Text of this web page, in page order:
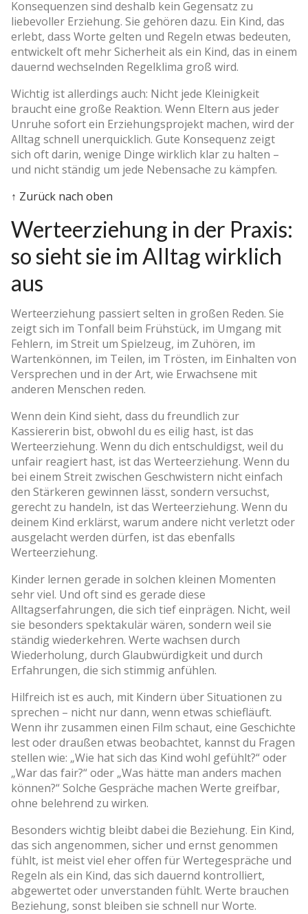
Konsequenzen sind deshalb kein Gegensatz zu
liebevoller Erziehung. Sie gehören dazu. Ein Kind, das
erlebt, dass Worte gelten und Regeln etwas bedeuten,
entwickelt oft mehr Sicherheit als ein Kind, das in einem
dauernd wechselnden Regelklima groß wird.
Wichtig ist allerdings auch: Nicht jede Kleinigkeit
braucht eine große Reaktion. Wenn Eltern aus jeder
Unruhe sofort ein Erziehungsprojekt machen, wird der
Alltag schnell unerquicklich. Gute Konsequenz zeigt
sich oft darin, wenige Dinge wirklich klar zu halten –
und nicht ständig um jede Nebensache zu kämpfen.
↑ Zurück nach oben
Werteerziehung in der Praxis:
so sieht sie im Alltag wirklich
aus
Werteerziehung passiert selten in großen Reden. Sie
zeigt sich im Tonfall beim Frühstück, im Umgang mit
Fehlern, im Streit um Spielzeug, im Zuhören, im
Wartenkönnen, im Teilen, im Trösten, im Einhalten von
Versprechen und in der Art, wie Erwachsene mit
anderen Menschen reden.
Wenn dein Kind sieht, dass du freundlich zur
Kassiererin bist, obwohl du es eilig hast, ist das
Werteerziehung. Wenn du dich entschuldigst, weil du
unfair reagiert hast, ist das Werteerziehung. Wenn du
bei einem Streit zwischen Geschwistern nicht einfach
den Stärkeren gewinnen lässt, sondern versuchst,
gerecht zu handeln, ist das Werteerziehung. Wenn du
deinem Kind erklärst, warum andere nicht verletzt oder
ausgelacht werden dürfen, ist das ebenfalls
Werteerziehung.
Kinder lernen gerade in solchen kleinen Momenten
sehr viel. Und oft sind es gerade diese
Alltagserfahrungen, die sich tief einprägen. Nicht, weil
sie besonders spektakulär wären, sondern weil sie
ständig wiederkehren. Werte wachsen durch
Wiederholung, durch Glaubwürdigkeit und durch
Erfahrungen, die sich stimmig anfühlen.
Hilfreich ist es auch, mit Kindern über Situationen zu
sprechen – nicht nur dann, wenn etwas schiefläuft.
Wenn ihr zusammen einen Film schaut, eine Geschichte
lest oder draußen etwas beobachtet, kannst du Fragen
stellen wie: „Wie hat sich das Kind wohl gefühlt?“ oder
„War das fair?“ oder „Was hätte man anders machen
können?“ Solche Gespräche machen Werte greifbar,
ohne belehrend zu wirken.
Besonders wichtig bleibt dabei die Beziehung. Ein Kind,
das sich angenommen, sicher und ernst genommen
fühlt, ist meist viel eher offen für Wertegespräche und
Regeln als ein Kind, das sich dauernd kontrolliert,
abgewertet oder unverstanden fühlt. Werte brauchen
Beziehung, sonst bleiben sie schnell nur Worte.